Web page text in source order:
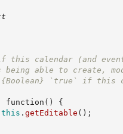
calendar (and
able to create,
{Boolean}
`true` if this
function ( )
{
this . getEditable ( ) ;